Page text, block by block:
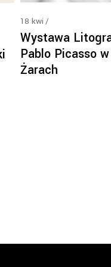
18 kwi
Wystawa
Pablo Picasso w
Żarach